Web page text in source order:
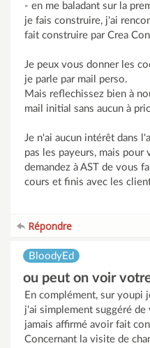
- en me baladant sur la
je fais construire, j'ai
fait construire par Crea
Je peux vous donner les
je parle par mail perso.
Mais reflechissez bien à
mail initial sans aucun à
Je n'ai aucun intérêt dans
pas les payeurs, mais
demandez à AST de vous
cours et finis avec les
Répondre
BloodyEd
ou peut on voir
En complément, sur youpi
j'ai simplement suggéré
jamais affirmé avoir fait
Concernant la visite de